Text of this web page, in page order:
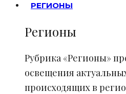
РЕГИОНЫ
Регионы
Рубрика «Регионы»
освещения
происходящих в